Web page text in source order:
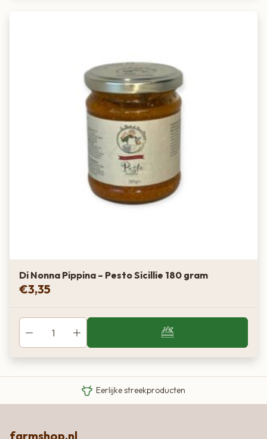
Di Nonna Pippina – Pesto Sicillie 180 gram
€3,35
Eigen Limousin runderen
Eerlijke streekproducten
farmshop.nl